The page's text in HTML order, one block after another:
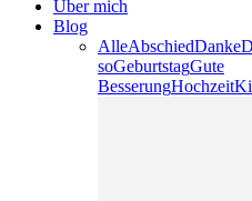
Über mich
Blog
AlleAbschiedDanke
soGeburtstagGute
BesserungHochzeit